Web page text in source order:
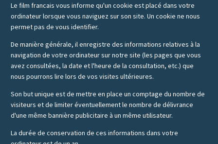
Le film francais vous informe qu'un cookie est placé dans votre
ordinateur lorsque vous naviguez sur son site. Un cookie ne nous
permet pas de vous identifier.
De manière générale, il enregistre des informations relatives à la
navigation de votre ordinateur sur notre site (les pages que vous
avez consultées, la date et l'heure de la consultation, etc.) que
nous pourrons lire lors de vos visites ultérieures.
Son but unique est de mettre en place un comptage du nombre de
visiteurs et de limiter éventuellement le nombre de délivrance
d'une même bannière publicitaire à un même utilisateur.
La durée de conservation de ces informations dans votre